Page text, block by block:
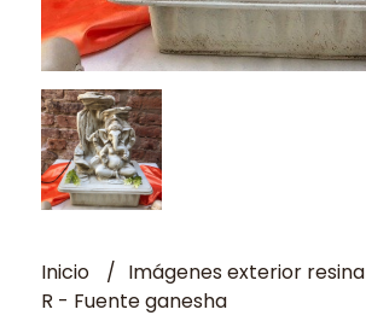
Inicio
Imágenes exterior resina
R - Fuente ganesha